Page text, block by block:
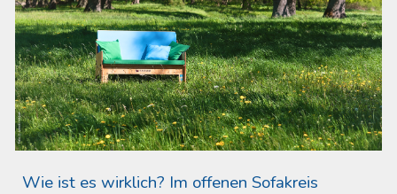
Wie ist es wirklich? Im offenen Sofakreis